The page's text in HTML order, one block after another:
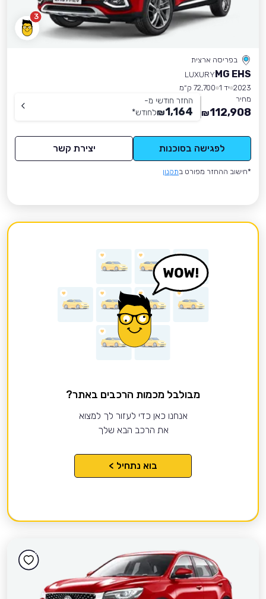
3
בפריסה ארצית
MG EHS
LUXURY
2023 יד 1
72,700 ק״מ
מחיר
112,908
₪
החזר חודשי מ-
1,164
₪לחודש*
לפגישה בסוכנות יצירת קשר
*חישוב ההחזר מפורט בתקנון
מבולבל מכמות הרכבים באתר?
אנחנו כאן כדי לעזור לך למצוא
את הרכב הבא שלך
בוא נתחיל >